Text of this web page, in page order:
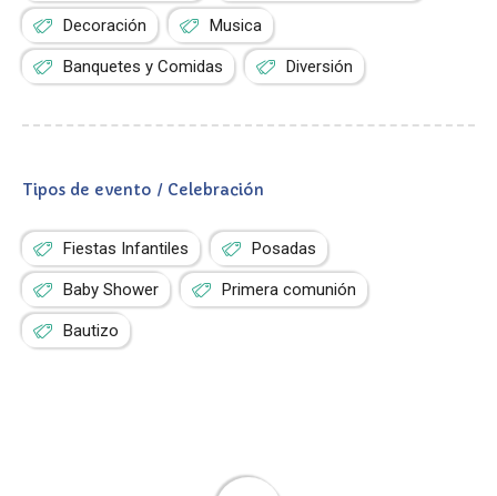
Decoración Musica
Banquetes y Comidas Diversión
Tipos de evento / Celebración
Fiestas Infantiles Posadas
Baby Shower Primera comunión
Bautizo